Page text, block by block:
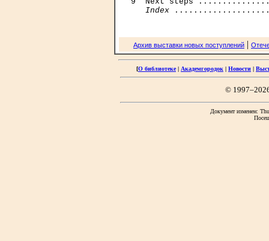
Index
Архив выставки новых поступлений |
[О библиотеке| Академгородок | Новости |
©
Документ изменен: